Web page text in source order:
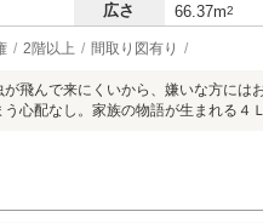
広さ 66.37m2
2階以上 間取り図有り
が飛んで来にくいから、嫌いな方には
う心配なし。家族の物語が生まれる４